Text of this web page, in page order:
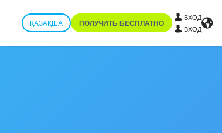
ҚАЗАҚША ПОЛУЧИТЬ БЕСПЛАТНО
ВХОД
ВХОД